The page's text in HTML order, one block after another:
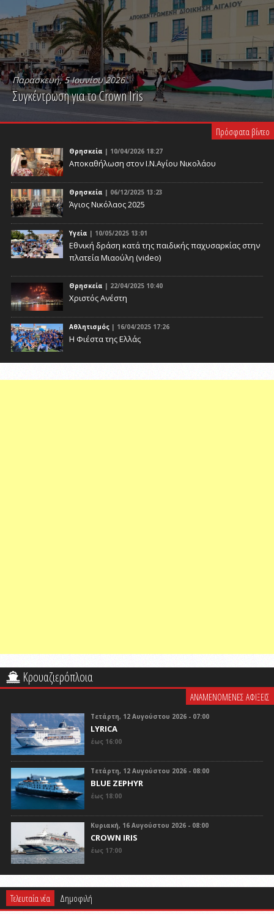
Παρασκευή, 5 Ιουνίου 2026
Συγκέντρωση για το Crown Iris
PLAY VIDEO
Πρόσφατα βίντεο
Θρησκεία | 10/04/2026 18:27
Αποκαθήλωση στον Ι.Ν.Αγίου Νικολάου
Θρησκεία | 06/12/2025 13:23
Άγιος Νικόλαος 2025
Υγεία | 10/05/2025 13:01
Eθνική δράση κατά της παιδικής παχυσαρκίας στην
πλατεία Μιαούλη (video)
Θρησκεία | 22/04/2025 10:40
Χριστός Ανέστη
Αθλητισμός | 16/04/2025 17:26
Η Φιέστα της Ελλάς
Κρουαζιερόπλοια
ΑΝΑΜΕΝΟΜΕΝΕΣ ΑΦΙΞΕΙΣ
Τετάρτη, 12 Αυγούστου 2026 - 07:00
LYRICA
έως 16:00
Τετάρτη, 12 Αυγούστου 2026 - 08:00
BLUE ZEPHYR
έως 18:00
Κυριακή, 16 Αυγούστου 2026 - 08:00
CROWN IRIS
έως 17:00
Τελευταία νέα Δημοφιλή